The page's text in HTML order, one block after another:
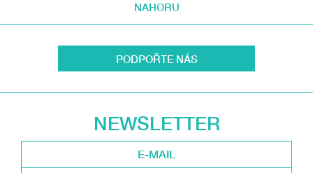
NAHORU
PODPOŘTE NÁS
NEWSLETTER